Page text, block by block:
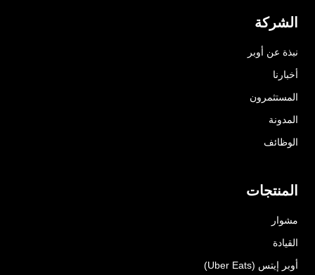
الشركة
نبذة عن أوبر
أخبارنا
المستثمرون
المدونة
الوظائف
المنتجات
مشوار
القيادة
أوبر إيتس (Uber Eats)